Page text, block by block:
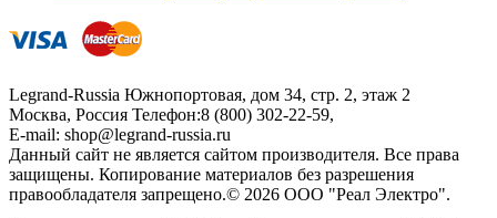
Legrand-Russia Южнопортовая, дом 34, стр. 2, этаж 2
Москва, Россия Телефон:8 (800) 302-22-59,
E-mail: shop@legrand-russia.ru
Данный сайт не является сайтом производителя. Все права
защищены. Копирование материалов без разрешения
правообладателя запрещено.© 2026 ООО "Реал Электро".